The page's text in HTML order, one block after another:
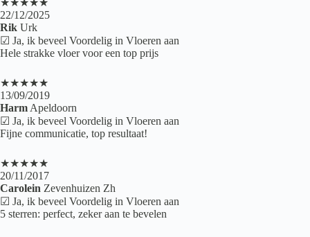
★★★★★
22/12/2025
Rik Urk
☑ Ja, ik beveel Voordelig in Vloeren aan
Hele strakke vloer voor een top prijs
★★★★★
13/09/2019
Harm Apeldoorn
☑ Ja, ik beveel Voordelig in Vloeren aan
Fijne communicatie, top resultaat!
★★★★★
20/11/2017
Carolein Zevenhuizen Zh
☑ Ja, ik beveel Voordelig in Vloeren aan
5 sterren: perfect, zeker aan te bevelen